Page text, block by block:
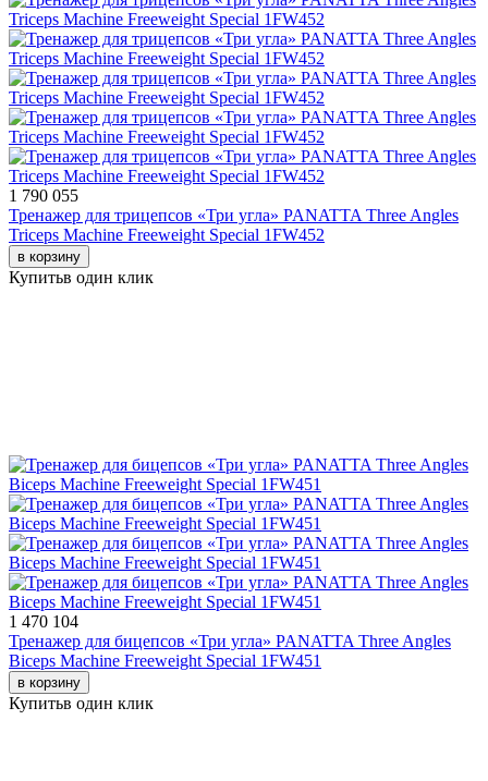
1 790 055
Тренажер для трицепсов «Три угла» PANATTA Three Angles
Triceps Machine Freeweight Special 1FW452
в корзину
Купитьв один клик
1 470 104
Тренажер для бицепсов «Три угла» PANATTA Three Angles
Biceps Machine Freeweight Special 1FW451
в корзину
Купитьв один клик